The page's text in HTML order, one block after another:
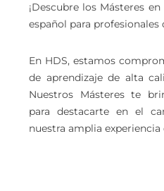
¡Descubre los Másteres
español para profesionales
En HDS, estamos
de aprendizaje de alta
Nuestros Másteres te
para destacarte en el
nuestra amplia